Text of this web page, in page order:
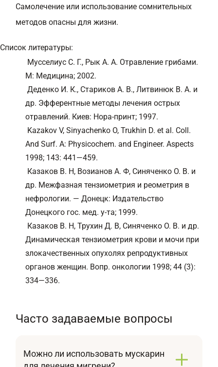
Самолечение или использование сомнительных
методов опасны для жизни.
Список литературы:
Мусселиус С. Г., Рык А. А. Отравление грибами.
М: Медицина; 2002.
Деденко И. К., Стариков А. В., Литвинюк В. А. и
др. Эфферентные методы лечения острых
отравлений. Киев: Нора-принт; 1997.
Kazakov V, Sinyachenko O, Trukhin D. et al. Coll.
And Surf. A: Physicochem. and Engineer. Aspects
1998; 143: 441—459.
Казаков В. Н, Возианов А. Ф, Синяченко О. В. и
др. Межфазная тензиометрия и реометрия в
нефрологии. — Донецк: Издательство
Донецкого гос. мед. у-та; 1999.
Казаков В. Н, Трухин Д. В, Синяченко О. В. и др.
Динамическая тензиометрия крови и мочи при
злокачественных опухолях репродуктивных
органов женщин. Вопр. онкологии 1998; 44 (3):
334—336.
Часто задаваемые вопросы
Можно ли использовать мускарин